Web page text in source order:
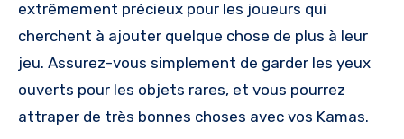
extrêmement précieux pour les joueurs qui
cherchent à ajouter quelque chose de plus à leur
jeu. Assurez-vous simplement de garder les yeux
ouverts pour les objets rares, et vous pourrez
attraper de très bonnes choses avec vos Kamas.